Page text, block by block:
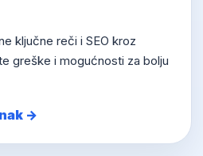
ključne reči i SEO kroz
greške i mogućnosti za bolju
→